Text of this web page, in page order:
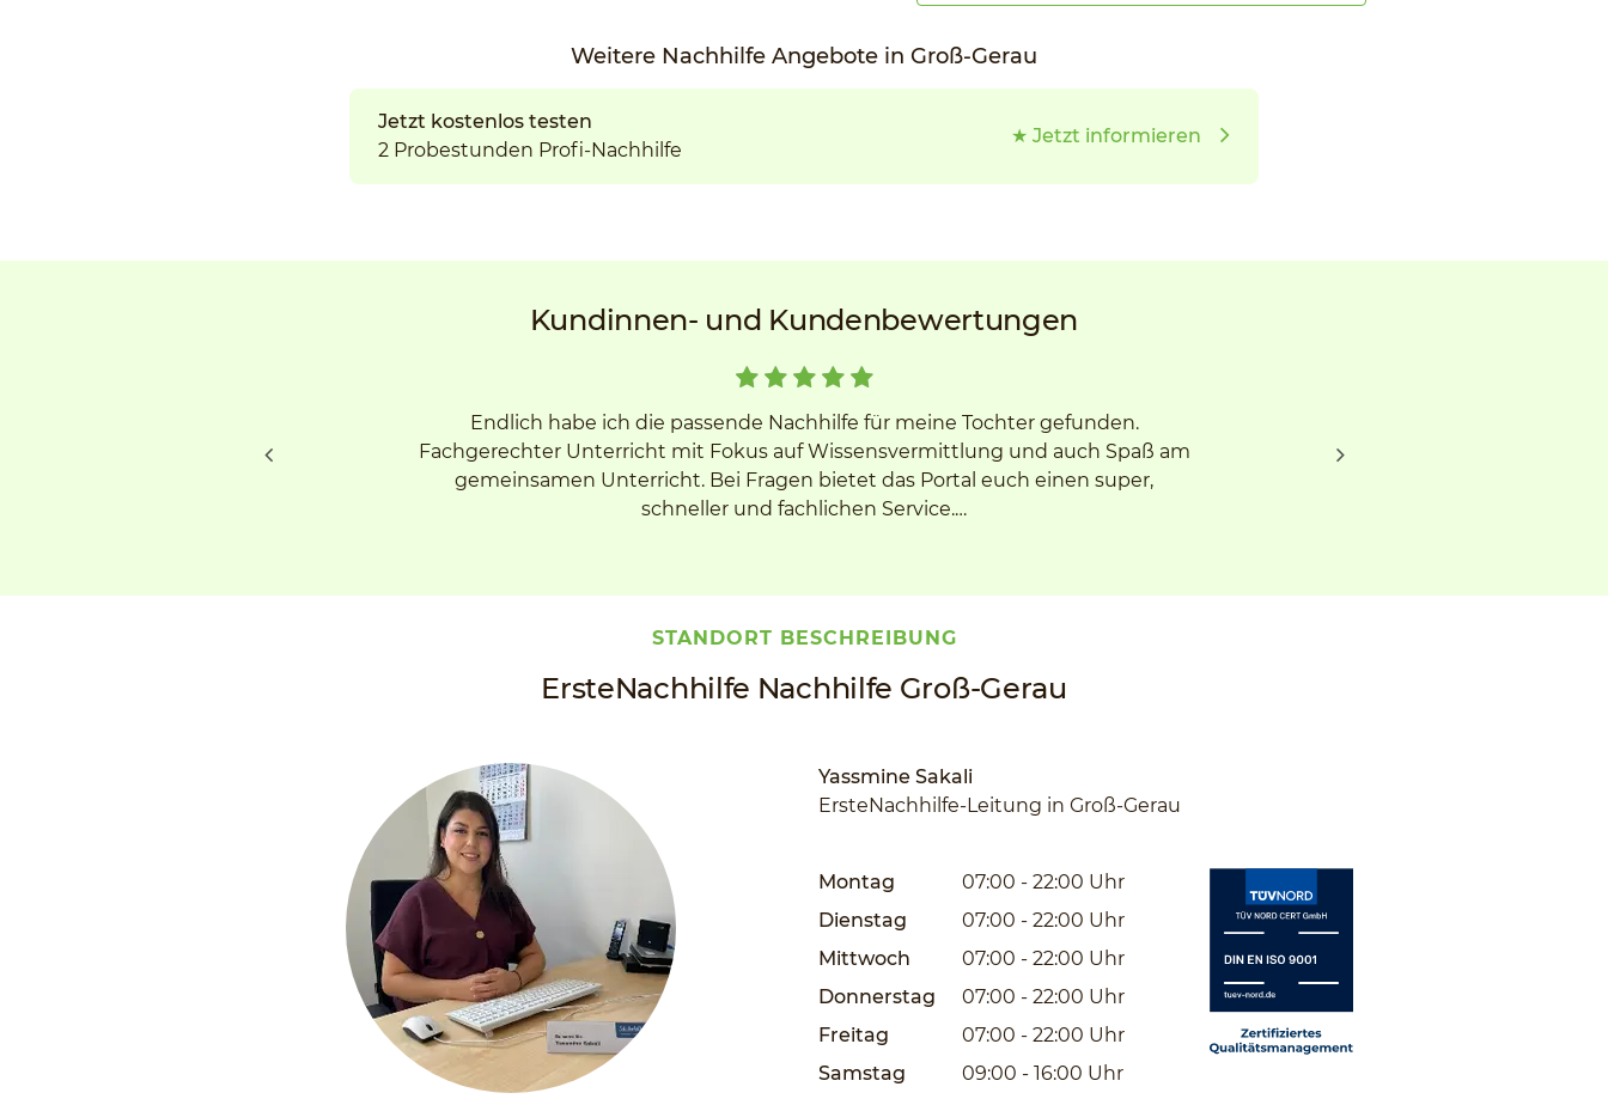
Weitere Nachhilfe Angebote in Groß-Gerau
Jetzt kostenlos testen
2 Probestunden Profi-Nachhilfe
★ Jetzt informieren
Kundinnen- und Kundenbewertungen
Endlich habe ich die passende Nachhilfe für meine Tochter gefunden.
Fachgerechter Unterricht mit Fokus auf Wissensvermittlung und auch Spaß am
gemeinsamen Unterricht. Bei Fragen bietet das Portal euch einen super,
schneller und fachlichen Service.…
ErsteNachhilfe Nachhilfe Groß-Gerau
STANDORT BESCHREIBUNG
Yassmine Sakali
ErsteNachhilfe-Leitung in Groß-Gerau
Montag 07:00 - 22:00 Uhr
Dienstag
07:00 - 22:00 Uhr
Mittwoch
07:00 - 22:00 Uhr
Donnerstag
07:00 - 22:00 Uhr
Freitag
07:00 - 22:00 Uhr
Samstag
09:00 - 16:00 Uhr